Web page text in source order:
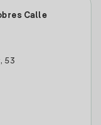
Calle
53